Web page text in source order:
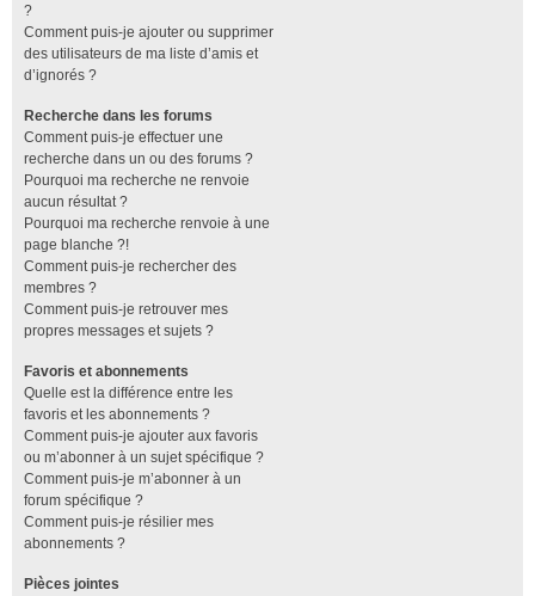
?
Comment puis-je ajouter ou supprimer
des utilisateurs de ma liste d’amis et
d’ignorés ?
Recherche dans les forums
Comment puis-je effectuer une
recherche dans un ou des forums ?
Pourquoi ma recherche ne renvoie
aucun résultat ?
Pourquoi ma recherche renvoie à une
page blanche ?!
Comment puis-je rechercher des
membres ?
Comment puis-je retrouver mes
propres messages et sujets ?
Favoris et abonnements
Quelle est la différence entre les
favoris et les abonnements ?
Comment puis-je ajouter aux favoris
ou m’abonner à un sujet spécifique ?
Comment puis-je m’abonner à un
forum spécifique ?
Comment puis-je résilier mes
abonnements ?
Pièces jointes